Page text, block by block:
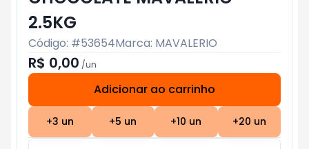
2.5KG
Código: #53654Marca: MAVALERIO
R$ 0,00 /un
Adicionar ao carrinho
+3 un +5 un +10 un +20 un